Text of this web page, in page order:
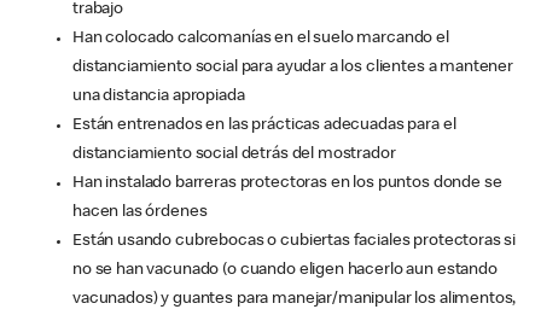
trabajo
Han colocado calcomanías en el suelo marcando el
distanciamiento social para ayudar a los clientes a mantener
una distancia apropiada
Están entrenados en las prácticas adecuadas para el
distanciamiento social detrás del mostrador
Han instalado barreras protectoras en los puntos donde se
hacen las órdenes
Están usando cubrebocas o cubiertas faciales protectoras si
no se han vacunado (o cuando eligen hacerlo aun estando
vacunados) y guantes para manejar/manipular los alimentos,